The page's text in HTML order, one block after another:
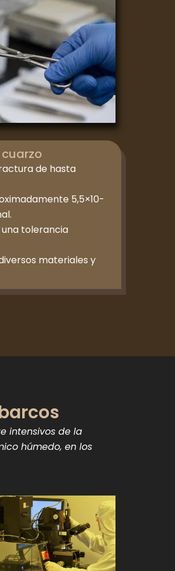
de hasta
5,5×10-
tolerancia
materiales y
intensivos de la
húmedo, en los